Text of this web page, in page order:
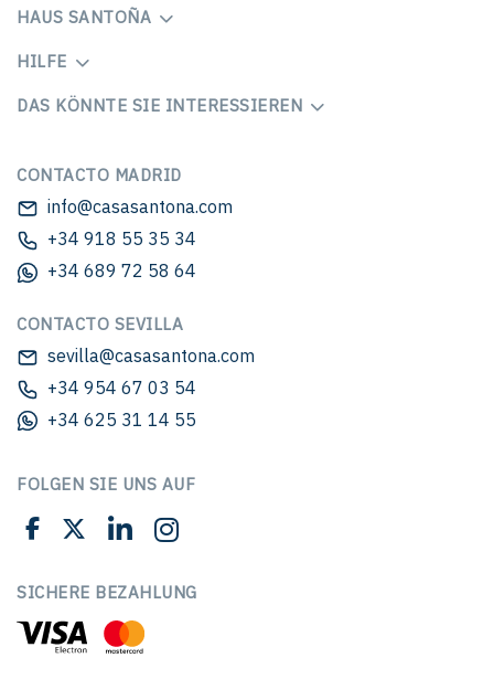
HAUS SANTOÑA
HILFE
DAS KÖNNTE SIE INTERESSIEREN
CONTACTO MADRID
info@casasantona.com
+34 918 55 35 34
+34 689 72 58 64
CONTACTO SEVILLA
sevilla@casasantona.com
+34 954 67 03 54
+34 625 31 14 55
FOLGEN SIE UNS AUF
SICHERE BEZAHLUNG